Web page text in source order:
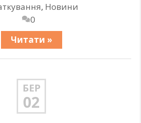
, Новини
0
Читати »
БЕР
02